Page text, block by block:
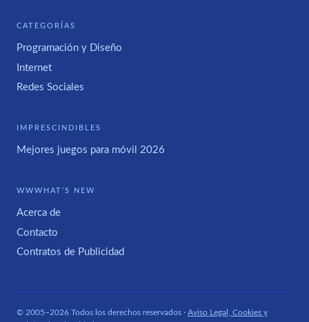
CATEGORÍAS
Programación y Diseño
Internet
Redes Sociales
IMPRESCINDIBLES
Mejores juegos para móvil 2026
WWWHAT'S NEW
Acerca de
Contacto
Contratos de Publicidad
© 2005–2026 Todos los derechos reservados · Aviso Legal, Cookies y